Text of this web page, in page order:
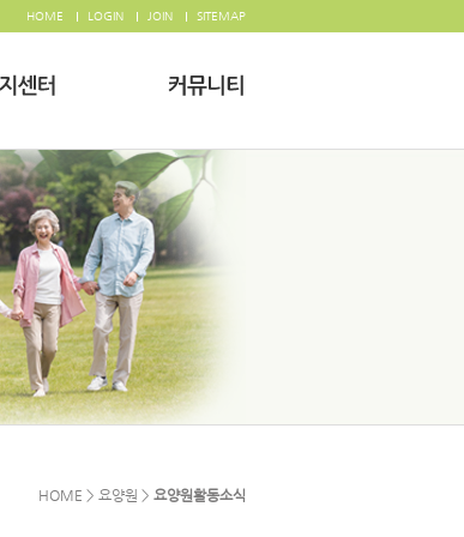
HOME LOGIN JOIN SITEMAP
HOME > 요양원 > 요양원활동소식